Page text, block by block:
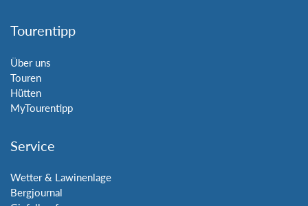
Tourentipp
Über uns
Touren
Hütten
MyTourentipp
Service
Wetter & Lawinenlage
Bergjournal